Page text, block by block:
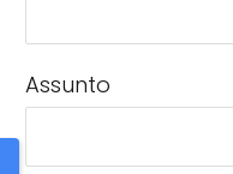
Assunto